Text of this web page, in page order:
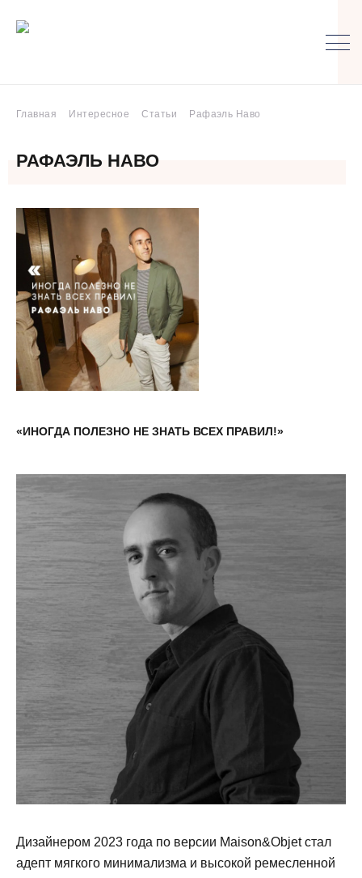
Главная Интересное Статьи Рафаэль Наво
РАФАЭЛЬ НАВО
«ИНОГДА ПОЛЕЗНО НЕ ЗНАТЬ ВСЕХ ПРАВИЛ!»
Дизайнером 2023 года по версии Maison&Objet стал
адепт мягкого минимализма и высокой ремесленной